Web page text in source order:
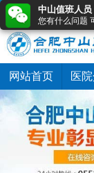
网站首页 医
0551-64255308
中山值班人
您有什么问题